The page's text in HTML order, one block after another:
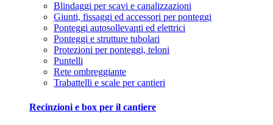
Blindaggi per scavi e canalizzazioni
Giunti, fissaggi ed accessori per ponteggi
Ponteggi autosollevanti ed elettrici
Ponteggi e strutture tubolari
Protezioni per ponteggi, teloni
Puntelli
Rete ombreggiante
Trabattelli e scale per cantieri
Recinzioni e box per il cantiere